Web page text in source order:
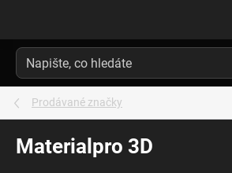
Prodávané značky
Materialpro 3D